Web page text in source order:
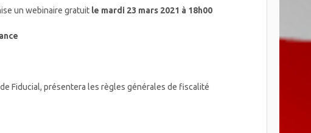
un webinaire gratuit le mardi 23 mars 2021 à 18h00
Fiducial, présentera les règles générales de fiscalité